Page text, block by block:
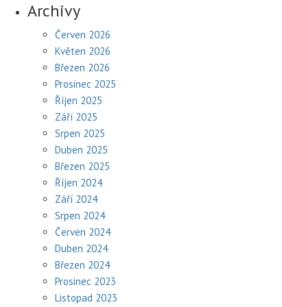
Archivy
Červen 2026
Květen 2026
Březen 2026
Prosinec 2025
Říjen 2025
Září 2025
Srpen 2025
Duben 2025
Březen 2025
Říjen 2024
Září 2024
Srpen 2024
Červen 2024
Duben 2024
Březen 2024
Prosinec 2023
Listopad 2023